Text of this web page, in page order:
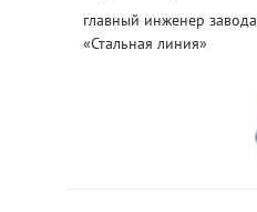
главный инженер завода
«Стальная линия»